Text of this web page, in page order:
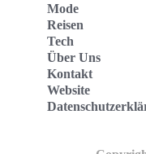
Mode
Reisen
Tech
Über Uns
Kontakt
Website